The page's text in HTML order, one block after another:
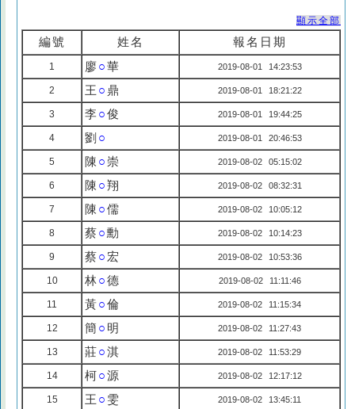
顯示全部
編號 姓名 報名日期
1 廖○華 2019-08-01 14:23:53
2 王 ○ 鼎 2019-08-01 18:21:22
3 李○俊 2019-08-01 19:44:25
4 劉 ○ 2019-08-01 20:46:53
5 陳 ○ 崇 2019-08-02 05:15:02
6 陳 ○翔 2019-08-02 08:32:31
7 陳 ○儒 2019-08-02 10:05:12
8 蔡○勳 2019-08-02 10:14:23
9 蔡○ 宏 2019-08-02 10:53:36
10 林○德 2019-08-02 11:11:46
11 黃○倫 2019-08-02 11:15:34
12 簡 ○ 明 2019-08-02 11:27:43
13 莊○淇 2019-08-02 11:53:29
14 柯○源 2019-08-02 12:17:12
15 王 ○ 雯 2019-08-02 13:45:11